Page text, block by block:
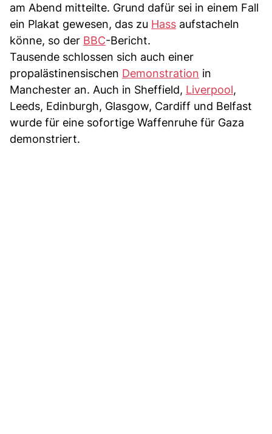
am Abend mitteilte. Grund dafür sei in einem Fall
ein Plakat gewesen, das zu Hass aufstacheln
könne, so der BBC-Bericht.
Tausende schlossen sich auch einer
propalästinensischen Demonstration in
Manchester an. Auch in Sheffield, Liverpool,
Leeds, Edinburgh, Glasgow, Cardiff und Belfast
wurde für eine sofortige Waffenruhe für Gaza
demonstriert.